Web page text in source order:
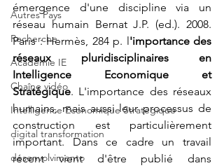
Autres Pays
Recherche
Académie IE
Chaîne vidéo
Intelligence Economique Stratégique
digital transformation
desenvolvimento
émergence d'une discipline via un
réseau humain Bernat J.P. (ed.). 2008.
Paris : Hermès, 284 p. l 'importance des
réseaux pluridisciplinaires en
Intelligence Economique et
Stratégique. L'importance des réseaux
humains, mais aussi leur processus de
construction est particulièrement
important. Dans ce cadre un travail